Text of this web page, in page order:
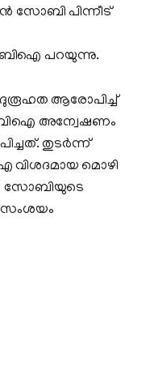
സോബി പിന്നീട്
പറയുന്നു.
ആരോപിച്ച്
അന്വേഷണം
തുടർന്ന്
വിശദമായ മൊഴി
സോബിയുടെ